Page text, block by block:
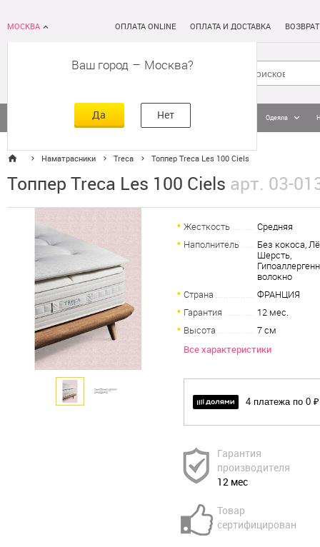
МОСКВА
Ваш город – Москва
Да Нет
ОПЛАТА ONLINE ОПЛАТА И ДОСТАВКА
Кровати Постельное белье Одеяла
Наматрасники Treca Топпер Treca Les 100 Ciels
Топпер Treca Les 100 Ciels арт. 03-
Жесткость
Средняя
Наполнитель
Без кокоса,
Шерсть,
волокно
Страна
ФРАНЦИЯ
Гарантия
12 мес.
Высота
7 см
Все характеристики
4 платежа по 0 ₽
Гарантия
производителя
12 мес
Товар
сертифицирован